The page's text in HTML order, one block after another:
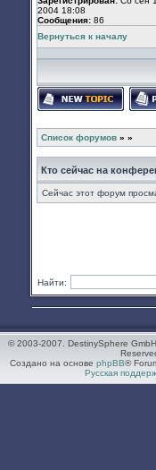
2004 18:08
Сообщения: 86
Вернуться к началу
Список форумов » »
Кто сейчас на
Сейчас этот форум
Найти:
© 2003-2007. DestinySphere
Создано на основе phpBB®
Русская